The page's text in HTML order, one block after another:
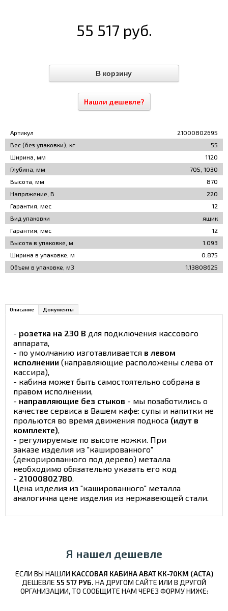
55 517 руб.
Нашли дешевле?
Артикул
21000802695
Вес (без упаковки), кг
55
Ширина, мм
1120
Глубина, мм
705, 1030
Высота, мм
870
Напряжение, В
220
Гарантия, мес
12
Вид упаковки
ящик
Гарантия, мес
12
Высота в упаковке, м
1.093
Ширина в упаковке, м
0.875
Объем в упаковке, м3
1.13808625
Описание Документы
- розетка на 230 В для подключения кассового
аппарата,
- по умолчанию изготавливается в левом
исполнении (направляющие расположены слева от
кассира),
- кабина может быть самостоятельно собрана в
правом исполнении,
- направляющие без стыков - мы позаботились о
качестве сервиса в Вашем кафе: супы и напитки не
прольются во время движения подноса (идут в
комплекте),
- регулируемые по высоте ножки. При
заказе изделия из "кашированного"
(декорированного под дерево) металла
необходимо обязательно указать его код
- 21000802780.
Цена изделия из "кашированного" металла
аналогична цене изделия из нержавеющей стали.
Я нашел дешевле
ЕСЛИ ВЫ НАШЛИ КАССОВАЯ КАБИНА ABAT КК-70КМ (АСТА)
ДЕШЕВЛЕ 55 517 РУБ. НА ДРУГОМ САЙТЕ ИЛИ В ДРУГОЙ
ОРГАНИЗАЦИИ, ТО СООБЩИТЕ НАМ ЧЕРЕЗ ФОРМУ НИЖЕ: